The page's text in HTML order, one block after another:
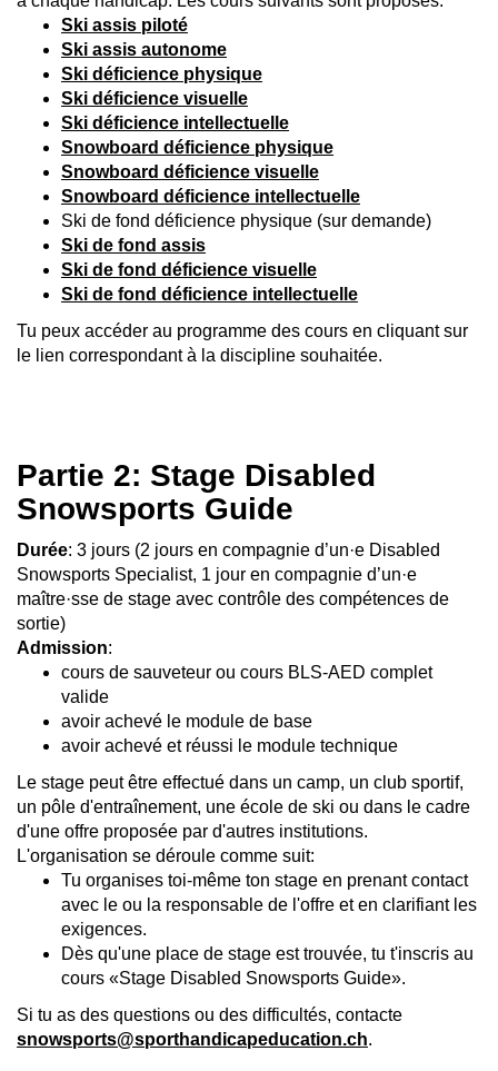
Ski assis piloté
Ski assis autonome
Ski déficience physique
Ski déficience visuelle
Ski déficience intellectuelle
Snowboard déficience physique
Snowboard déficience visuelle
Snowboard déficience intellectuelle
Ski de fond déficience physique (sur demande)
Ski de fond assis
Ski de fond déficience visuelle
Ski de fond déficience intellectuelle
Tu peux accéder au programme des cours en cliquant sur
le lien correspondant à la discipline souhaitée.
Partie 2: Stage Disabled
Snowsports Guide
Durée: 3 jours (2 jours en compagnie d’un·e Disabled
Snowsports Specialist, 1 jour en compagnie d’un·e
maître·sse de stage avec contrôle des compétences de
sortie)
Admission:
cours de sauveteur ou cours BLS-AED complet
valide
avoir achevé le module de base
avoir achevé et réussi le module technique
Le stage peut être effectué dans un camp, un club sportif,
un pôle d'entraînement, une école de ski ou dans le cadre
d'une offre proposée par d'autres institutions.
L'organisation se déroule comme suit:
Tu organises toi-même ton stage en prenant contact
avec le ou la responsable de l'offre et en clarifiant les
exigences.
Dès qu'une place de stage est trouvée, tu t'inscris au
cours «Stage Disabled Snowsports Guide».
Si tu as des questions ou des difficultés, contacte
snowsports@sporthandicapeducation.ch.